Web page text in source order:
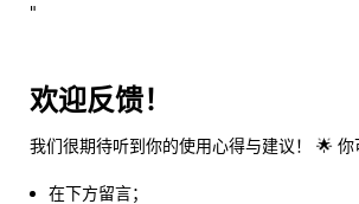
"
欢迎反馈！
我们很期待听到你的使用心得与建议！ 🌟 你
在下方留言；